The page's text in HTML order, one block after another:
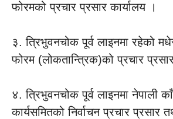
फोरमको प्रचार प्रसार कार्यालय ।
३. त्रिभुवनचोक पूर्व लाइनमा रहेको
फोरम (लोकतान्त्रिक)को प्रचार
४. त्रिभुवनचोक पूर्व लाइनमा नेपाली
कार्यसमितको निर्वाचन प्रचार प्रसार